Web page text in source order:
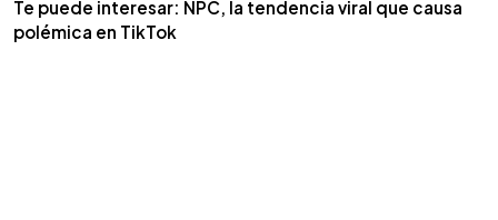
Te puede interesar: NPC, la tendencia viral que causa
polémica en TikTok